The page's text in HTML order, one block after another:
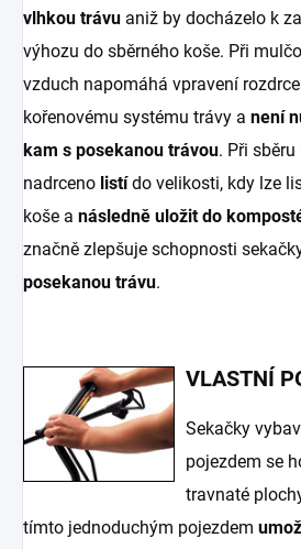
vlhkou trávu aniž by docházelo k
výhozu do sběrného koše. Při
vzduch napomáhá vpravení
kořenovému systému trávy a není
kam s posekanou trávou. Při
nadrceno listído velikosti, kdy lze
koše a následně uložit do
značně zlepšuje schopnosti
posekanou trávu.
VLASTNÍ
Sekačky
pojezdem se
travnaté
tímto jednoduchým pojezdem